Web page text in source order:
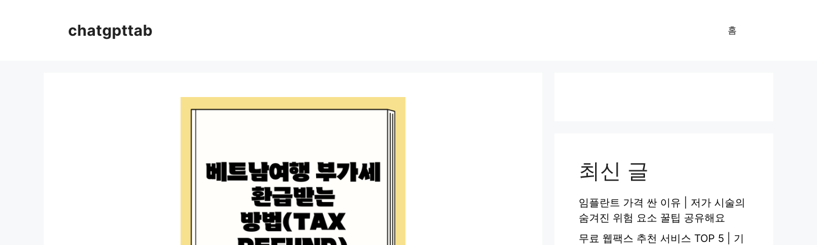
chatgpttab 홈
최신 글
임플란트 가격 싼 이유 | 저가 시술의
숨겨진 위험 요소 꿀팁 공유해요
무료 웹팩스 추천 서비스 TOP 5 | 기